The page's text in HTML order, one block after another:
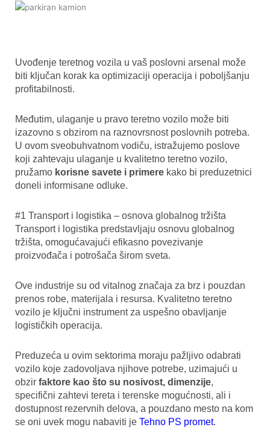
Uvođenje teretnog vozila u vaš poslovni arsenal može
biti ključan korak ka optimizaciji operacija i poboljšanju
profitabilnosti.
Međutim, ulaganje u pravo teretno vozilo može biti
izazovno s obzirom na raznovrsnost poslovnih potreba.
U ovom sveobuhvatnom vodiču, istražujemo poslove
koji zahtevaju ulaganje u kvalitetno teretno vozilo,
pružamo korisne savete i primere kako bi preduzetnici
doneli informisane odluke.
#1 Transport i logistika – osnova globalnog tržišta
Transport i logistika predstavljaju osnovu globalnog
tržišta, omogućavajući efikasno povezivanje
proizvođača i potrošača širom sveta.
Ove industrije su od vitalnog značaja za brz i pouzdan
prenos robe, materijala i resursa. Kvalitetno teretno
vozilo je ključni instrument za uspešno obavljanje
logističkih operacija.
Preduzeća u ovim sektorima moraju pažljivo odabrati
vozilo koje zadovoljava njihove potrebe, uzimajući u
obzir faktore kao što su nosivost, dimenzije,
specifični zahtevi tereta i terenske mogućnosti, ali i
dostupnost rezervnih delova, a pouzdano mesto na kom
se oni uvek mogu nabaviti je Tehno PS promet.